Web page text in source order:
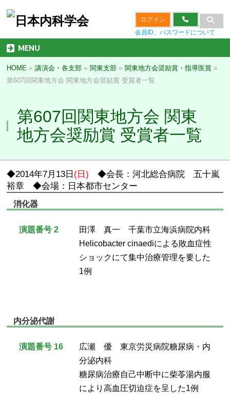
ログイン
会員ID、パスワードについて
MENU
HOME » 講演会・各支部 » 関東支部 » 関東地方会奨励賞・指導医賞 »
第607回関東地方会 関東地方会奨励賞 受賞者一覧
第607回関東地方会 関東
地方会奨励賞 受賞者一覧
◆2014年7月13日 (日) ◆会長：河北総合病院 五十嵐
裕章 ◆会場：日本都市センター
消化器
演題番号 2
田澤 真一 千葉市立海浜病院内科
Helicobacter cinaediによる敗血症性
ショックにて集中治療管理を要した
1例
内分泌代謝
演題番号 16
広瀬 優 東京労災病院糖尿病・内
分泌内科
糖尿病治療自己中断中に柴苓湯内服
により高血圧切迫症を呈した1例